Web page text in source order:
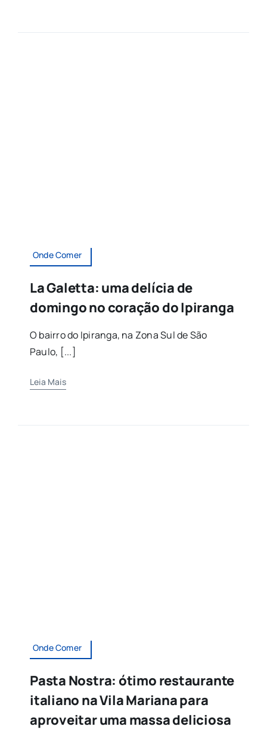
Onde Comer
La Galetta: uma delícia de
domingo no coração do Ipiranga
O bairro do Ipiranga, na Zona Sul de São
Paulo, [...]
Leia Mais
Onde Comer
Pasta Nostra: ótimo restaurante
italiano na Vila Mariana para
aproveitar uma massa deliciosa